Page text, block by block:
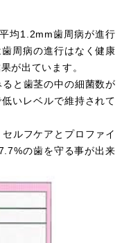
均1.2mm歯周病が進行
周病の進行はなく健康
が出ています。
と歯茎の中の細菌数が
いレベルで維持されて
ルフケアとプロファイ
の歯を守る事が出来